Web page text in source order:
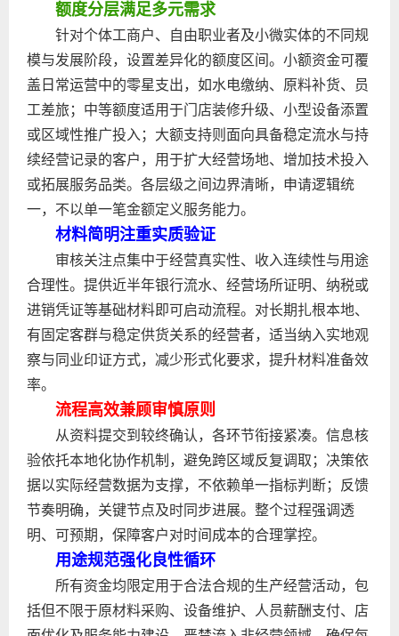
额度分层满足多元需求
针对个体工商户、自由职业者及小微实体的不同规
模与发展阶段，设置差异化的额度区间。小额资金可覆
盖日常运营中的零星支出，如水电缴纳、原料补货、员
工差旅；中等额度适用于门店装修升级、小型设备添置
或区域性推广投入；大额支持则面向具备稳定流水与持
续经营记录的客户，用于扩大经营场地、增加技术投入
或拓展服务品类。各层级之间边界清晰，申请逻辑统
一，不以单一笔金额定义服务能力。
材料简明注重实质验证
审核关注点集中于经营真实性、收入连续性与用途
合理性。提供近半年银行流水、经营场所证明、纳税或
进销凭证等基础材料即可启动流程。对长期扎根本地、
有固定客群与稳定供货关系的经营者，适当纳入实地观
察与同业印证方式，减少形式化要求，提升材料准备效
率。
流程高效兼顾审慎原则
从资料提交到较终确认，各环节衔接紧凑。信息核
验依托本地化协作机制，避免跨区域反复调取；决策依
据以实际经营数据为支撑，不依赖单一指标判断；反馈
节奏明确，关键节点及时同步进展。整个过程强调透
明、可预期，保障客户对时间成本的合理掌控。
用途规范强化良性循环
所有资金均限定用于合法合规的生产经营活动，包
括但不限于原材料采购、设备维护、人员薪酬支付、店